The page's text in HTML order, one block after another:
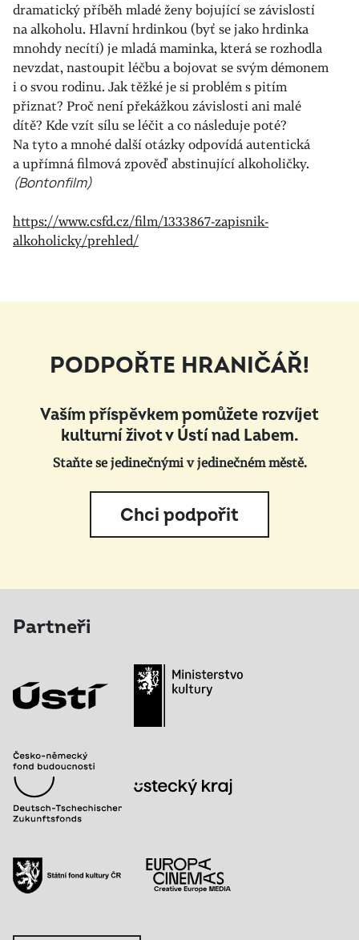
dramatický příběh mladé ženy bojující se závislostí
na alkoholu. Hlavní hrdinkou (byť se jako hrdinka
mnohdy necítí) je mladá maminka, která se rozhodla
nevzdat, nastoupit léčbu a bojovat se svým démonem
i o svou rodinu. Jak těžké je si problém s pitím
přiznat? Proč není překážkou závislosti ani malé
dítě? Kde vzít sílu se léčit a co následuje poté?
Na tyto a mnohé další otázky odpovídá autentická
a upřímná filmová zpověď abstinující alkoholičky.
(Bontonfilm)
https://www.csfd.cz/film/1333867-zapisnik-
alkoholicky/prehled/
PODPOŘTE HRANIČÁŘ!
Vaším příspěvkem pomůžete rozvíjet
kulturní život v Ústí nad Labem.
Staňte se jedinečnými v jedinečném městě.
Chci podpořit
Partneři